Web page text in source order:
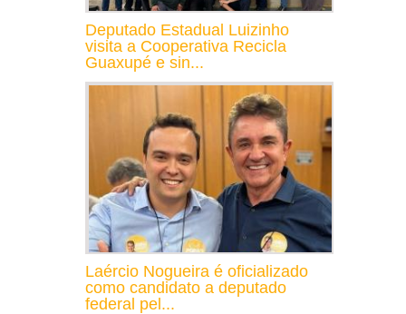
Deputado Estadual Luizinho
visita a Cooperativa Recicla
Guaxupé e sin...
Laércio Nogueira é oficializado
como candidato a deputado
federal pel...